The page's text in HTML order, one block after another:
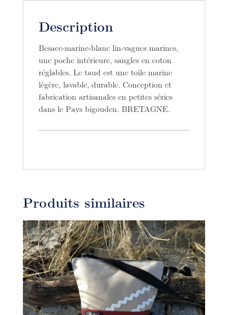
Description
Besace-marine-blanc lin-vagues marines,
une poche intérieure, sangles en coton
réglables. Le taud est une toile marine
légère, lavable, durable. Conception et
fabrication artisanales en petites séries
dans le Pays bigouden. BRETAGNE.
Produits similaires